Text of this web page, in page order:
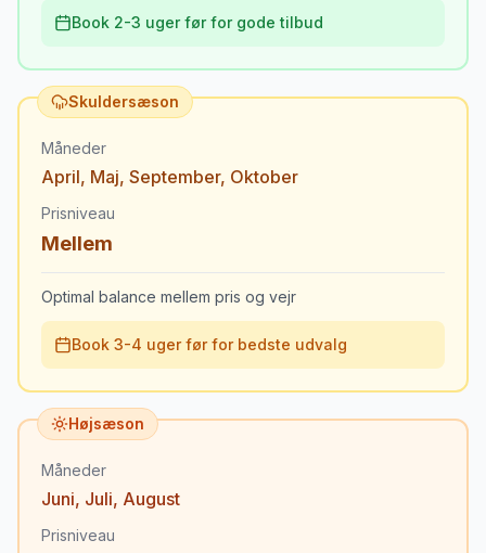
Book 2-3 uger før for gode tilbud
Skuldersæson
Måneder
April, Maj, September, Oktober
Prisniveau
Mellem
Optimal balance mellem pris og vejr
Book 3-4 uger før for bedste udvalg
Højsæson
Måneder
Juni, Juli, August
Prisniveau